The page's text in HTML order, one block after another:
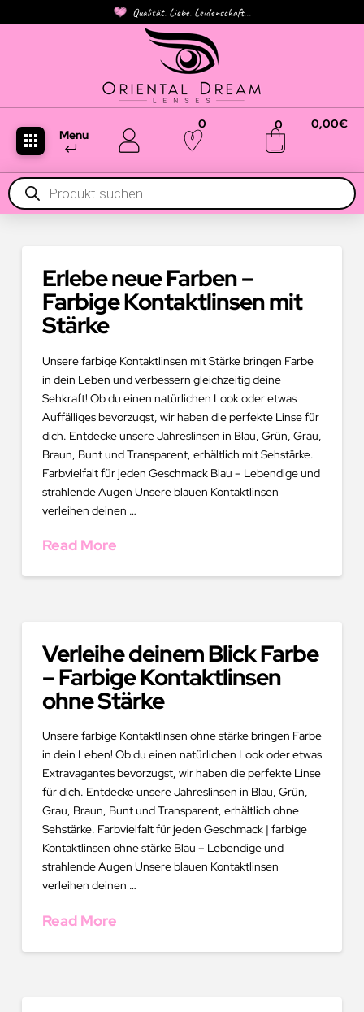
Qualität. Liebe. Leidenschaft...
Menu
0 0 0,00€
Products
search
Erlebe neue Farben –
Farbige Kontaktlinsen mit
Stärke
Unsere farbige Kontaktlinsen mit Stärke bringen Farbe
in dein Leben und verbessern gleichzeitig deine
Sehkraft! Ob du einen natürlichen Look oder etwas
Auffälliges bevorzugst, wir haben die perfekte Linse für
dich. Entdecke unsere Jahreslinsen in Blau, Grün, Grau,
Braun, Bunt und Transparent, erhältlich mit Sehstärke.
Farbvielfalt für jeden Geschmack Blau – Lebendige und
strahlende Augen Unsere blauen Kontaktlinsen
verleihen deinen …
Read More
Verleihe deinem Blick Farbe
– Farbige Kontaktlinsen
ohne Stärke
Unsere farbige Kontaktlinsen ohne stärke bringen Farbe
in dein Leben! Ob du einen natürlichen Look oder etwas
Extravagantes bevorzugst, wir haben die perfekte Linse
für dich. Entdecke unsere Jahreslinsen in Blau, Grün,
Grau, Braun, Bunt und Transparent, erhältlich ohne
Sehstärke. Farbvielfalt für jeden Geschmack | farbige
Kontaktlinsen ohne stärke Blau – Lebendige und
strahlende Augen Unsere blauen Kontaktlinsen
verleihen deinen …
Read More